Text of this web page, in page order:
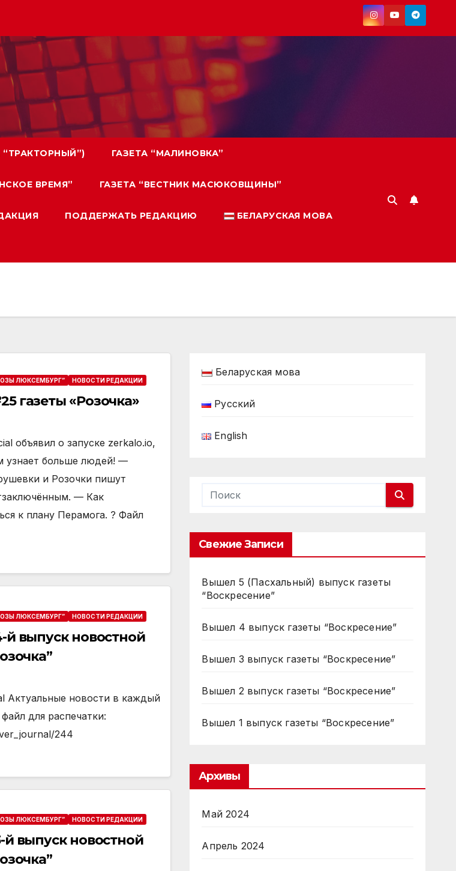
“ТРАКТОРНЫЙ”) ГАЗЕТА “МАЛИНОВКА”
ВРЕМЯ” ГАЗЕТА “ВЕСТНИК МАСЮКОВЩИНЫ”
ПОДДЕРЖАТЬ РЕДАКЦИЮ БЕЛАРУСКАЯ МОВА
ЛЮКСЕМБУРГ” НОВОСТИ РЕДАКЦИИ
газеты «Розочка»
объявил о запуске zerkalo.io,
узнает больше людей! —
и Розочки пишут
— Как
к плану Перамога. ? Файл
ЛЮКСЕМБУРГ” НОВОСТИ РЕДАКЦИИ
выпуск новостной
Актуальные новости в каждый
для распечатки:
244
ЛЮКСЕМБУРГ” НОВОСТИ РЕДАКЦИИ
выпуск новостной
Беларуская мова
Русский
English
Свежие Записи
Вышел 5 (Пасхальный) выпуск газеты
“Воскресение”
Вышел 4 выпуск газеты “Воскресение”
Вышел 3 выпуск газеты “Воскресение”
Вышел 2 выпуск газеты “Воскресение”
Вышел 1 выпуск газеты “Воскресение”
Архивы
Май 2024
Апрель 2024